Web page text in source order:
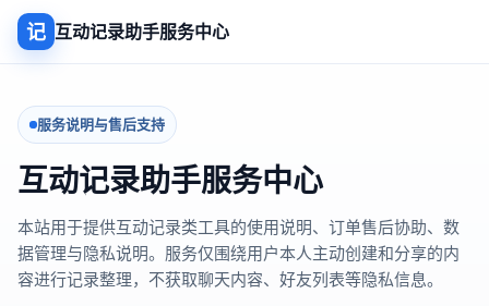
记 互动记录助手服务中心
服务说明与售后支持
互动记录助手服务中心
本站用于提供互动记录类工具的使用说明、订单售后协助、数
据管理与隐私说明。服务仅围绕用户本人主动创建和分享的内
容进行记录整理，不获取聊天内容、好友列表等隐私信息。